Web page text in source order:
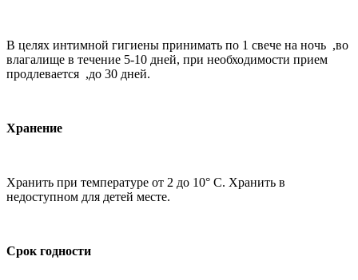
В целях интимной гигиены принимать по 1 свече на ночь ,во
влагалище в течение 5-10 дней, при необходимости прием
продлевается ,до 30 дней.
Хранение
Хранить при температуре от 2 до 10° С. Хранить в
недоступном для детей месте.
Срок годности